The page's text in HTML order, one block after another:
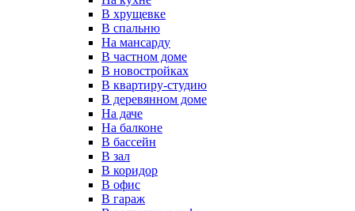
В хрущевке
В спальню
На мансарду
В частном доме
В новостройках
В квартиру-студию
В деревянном доме
На даче
На балконе
В бассейн
В зал
В коридор
В офис
В гараж